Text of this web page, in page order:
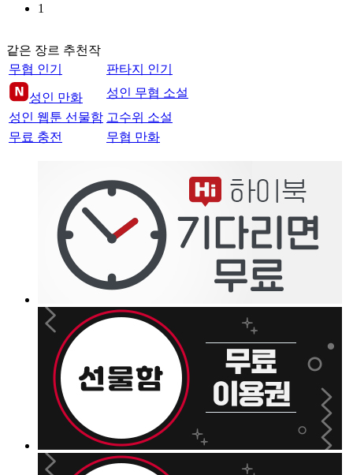
1
같은 장르 추천작
무협 인기
판타지 인기
성인 만화
성인 무협 소설
성인 웹툰 선물함 고수위 소설
무료 충전
무협 만화